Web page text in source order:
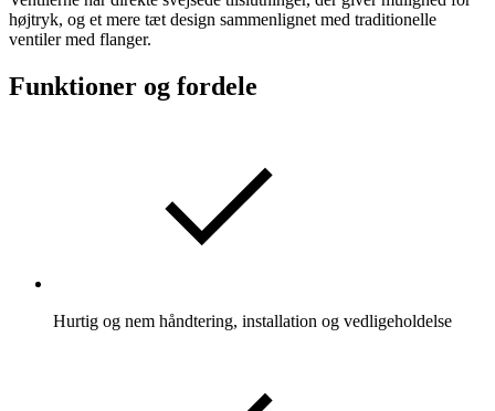
højtryk, og et mere tæt design sammenlignet med traditionelle
ventiler med flanger.
Funktioner og fordele
Hurtig og nem håndtering, installation og vedligeholdelse